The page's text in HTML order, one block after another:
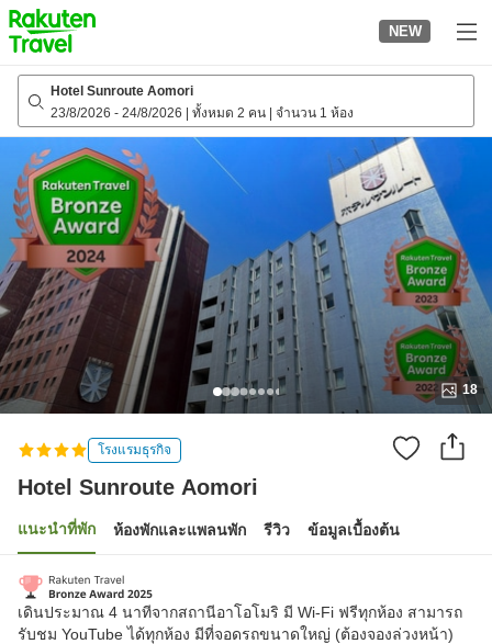
to
top
page
NEW
Hotel Sunroute Aomori
23/8/2026 - 24/8/2026 ทั้งหมด 2 คน จำนวน 1 ห้อง
18
โรงแรมธุรกิจ
Hotel Sunroute Aomori
แนะนำที่พัก ห้องพักและแพลนพัก รีวิว ข้อมูลเบื้องต้น
เดินประมาณ 4 นาทีจากสถานีอาโอโมริ มี Wi-Fi ฟรีทุกห้อง สามารถ
รับชม YouTube ได้ทุกห้อง มีที่จอดรถขนาดใหญ่ (ต้องจองล่วงหน้า)